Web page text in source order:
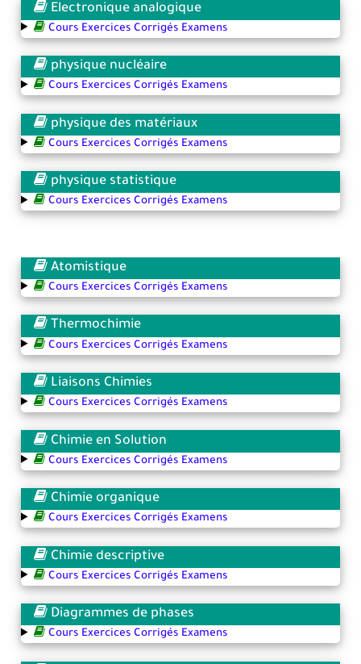
Electronique analogique
Cours Exercices Corrigés Examens
physique nucléaire
Cours Exercices Corrigés Examens
physique des matériaux
Cours Exercices Corrigés Examens
physique statistique
Cours Exercices Corrigés Examens
Atomistique
Cours Exercices Corrigés Examens
Thermochimie
Cours Exercices Corrigés Examens
Liaisons Chimies
Cours Exercices Corrigés Examens
Chimie en Solution
Cours Exercices Corrigés Examens
Chimie organique
Cours Exercices Corrigés Examens
Chimie descriptive
Cours Exercices Corrigés Examens
Diagrammes de phases
Cours Exercices Corrigés Examens